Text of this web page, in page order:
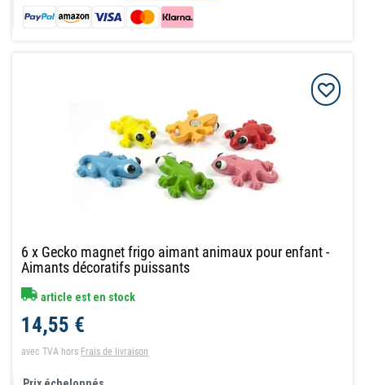
6 x Gecko magnet frigo aimant animaux pour enfant -
Aimants décoratifs puissants
article est en stock
14,55 €
avec TVA hors Frais de livraison